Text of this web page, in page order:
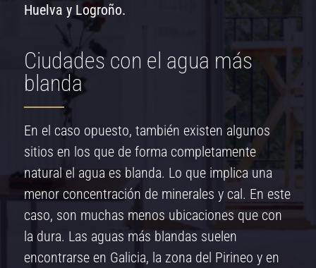
Huelva y Logroño.
Ciudades con el agua más
blanda
En el caso opuesto, también existen algunos
sitios en los que de forma completamente
natural el agua es blanda. Lo que implica una
menor concentración de minerales y cal. En este
caso, son muchas menos ubicaciones que con
la dura. Las aguas más blandas suelen
encontrarse en Galicia, la zona del Pirineo y en